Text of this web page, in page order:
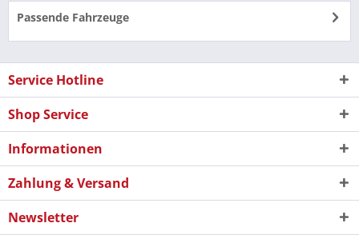
Passende Fahrzeuge
Service Hotline
Shop Service
Informationen
Zahlung & Versand
Newsletter